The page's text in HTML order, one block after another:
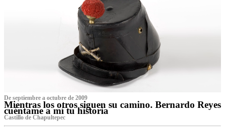
De septiembre a octubre de 2009
Mientras los otros siguen su camino. Bernardo Reyes
cuéntame a mí tu historia
Castillo de Chapultepec